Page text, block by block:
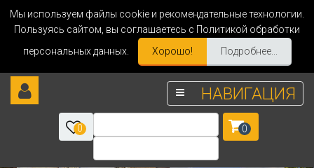
Мы используем файлы cookie и рекомендательные технологии.
Пользуясь сайтом, вы соглашаетесь с Политикой обработки
персональных данных.
Хорошо! Подробнее...
НАВИГАЦИЯ
0 0